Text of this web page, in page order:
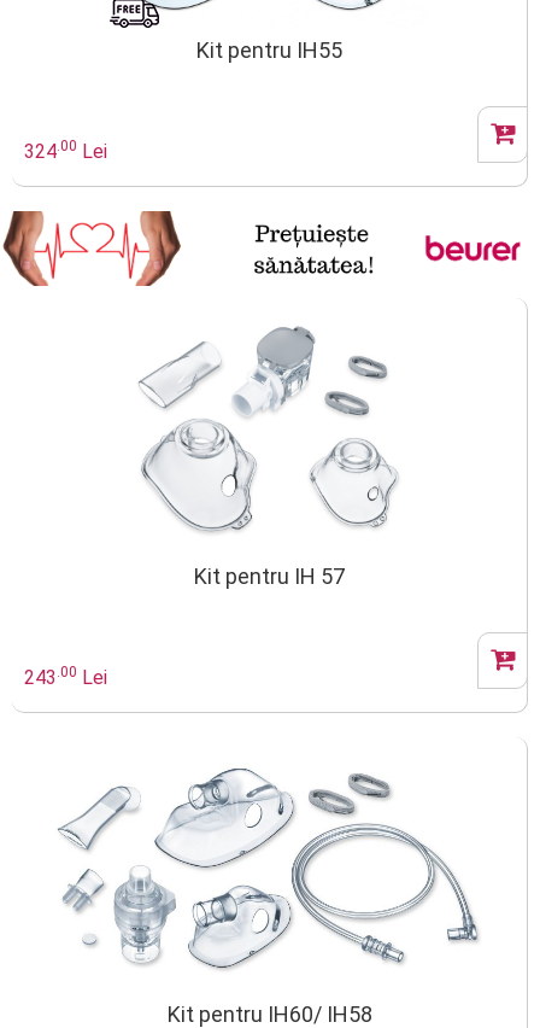
Kit pentru IH55
324.00 Lei
Kit pentru IH 57
243 .00 Lei
Kit pentru IH60/ IH58